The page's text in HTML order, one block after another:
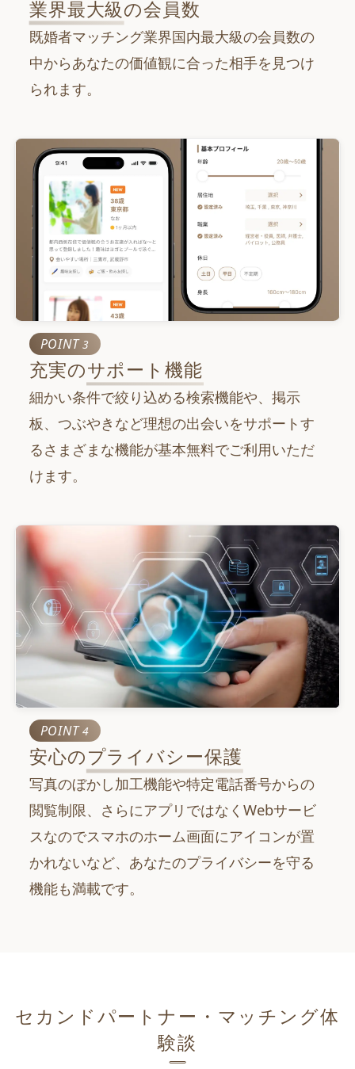
万人
累計マッチング数
800
業界最大級の会員数
既婚者マッチング業界国内最大級の会員数の
中からあなたの価値観に合った相手を見つけ
られます。
POINT3
充実のサポート機能
細かい条件で絞り込める検索機能や、掲示
板、つぶやきなど理想の出会いをサポートす
るさまざまな機能が基本無料でご利用いただ
けます。
POINT4
安心のプライバシー保護
写真のぼかし加工機能や特定電話番号からの
閲覧制限、さらにアプリではなくWebサービ
スなのでスマホのホーム画面にアイコンが置
かれないなど、あなたのプライバシーを守る
機能も満載です。
セカンドパートナー・マッチング体
験談